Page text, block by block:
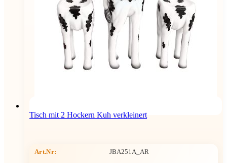
Tisch mit 2 Hockern Kuh verkleinert
Art.Nr: JBA251A_AR